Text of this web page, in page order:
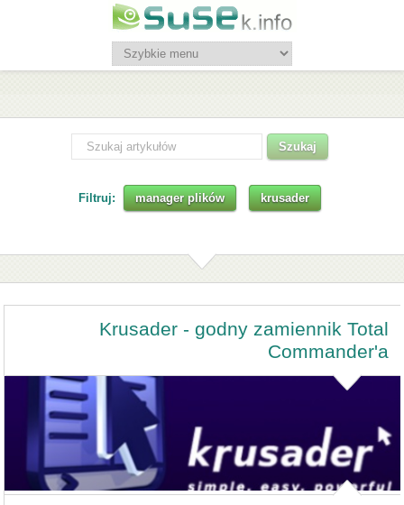
Filtruj: manager plików krusader
Krusader - godny zamiennik Total
Commander'a